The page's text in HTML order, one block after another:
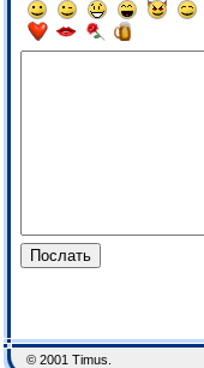
© 2001 Timus.